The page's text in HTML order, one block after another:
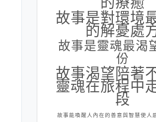
故事是對環境
的解憂處
故事是靈魂最渴
份
故事渴望陪著
靈魂在旅程中
段
故事能喚醒人內在的善意與智慧使人